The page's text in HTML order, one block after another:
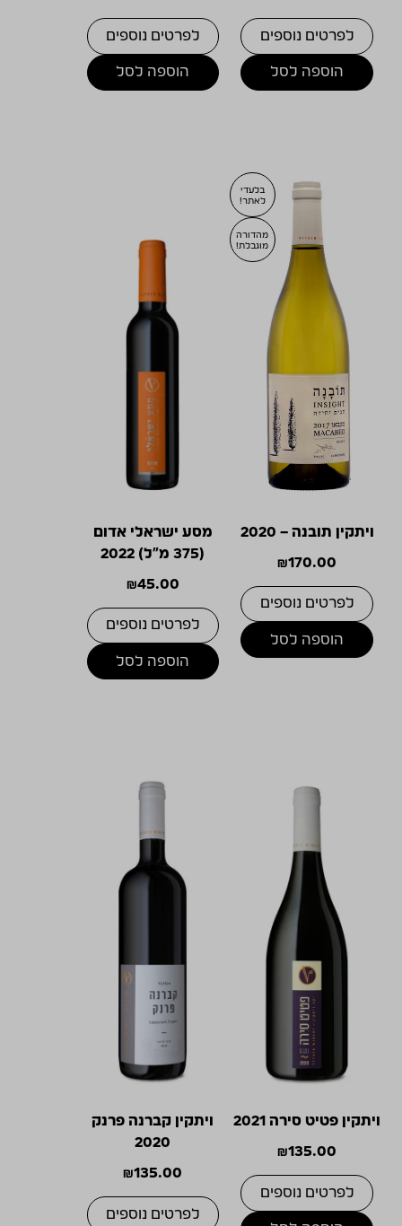
לפרטים נוספים
הוספה לסל
לפרטים נוספים
הוספה לסל
בלעדי
לאתר!
מהדורה
מוגבלת!
ויתקין תובנה – 2020
₪170.00
לפרטים נוספים
הוספה לסל
מסע ישראלי אדום
(375 מ"ל) 2022
₪45.00
לפרטים נוספים
הוספה לסל
ויתקין פטיט סירה 2021
₪135.00
לפרטים נוספים
ויתקין קברנה פרנק
2020
₪135.00
לפרטים נוספים